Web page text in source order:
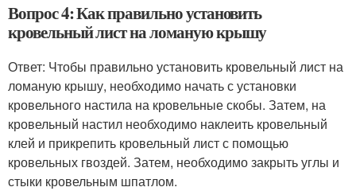
Вопрос 4: Как правильно установить
кровельный лист на ломаную крышу
Ответ: Чтобы правильно установить кровельный лист на
ломаную крышу, необходимо начать с установки
кровельного настила на кровельные скобы. Затем, на
кровельный настил необходимо наклеить кровельный
клей и прикрепить кровельный лист с помощью
кровельных гвоздей. Затем, необходимо закрыть углы и
стыки кровельным шпатлом.